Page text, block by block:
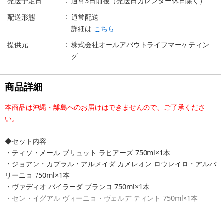
配送形態
通常配送
詳細は こちら
提供元
株式会社オールアバウトライフマーケティン
グ
商品詳細
本商品は沖縄・離島へのお届けはできませんので、ご了承くださ
い。
◆セット内容
・ティソ・メール ブリュット ラピアーズ 750ml×1本
・ジョアン・カブラル・アルメイダ カメレオン ロウレイロ・アルバ
リーニョ 750ml×1本
・ヴァディオ バイラーダ ブランコ 750ml×1本
・セン・イグアル ヴィーニョ・ヴェルデ ティント 750ml×1本